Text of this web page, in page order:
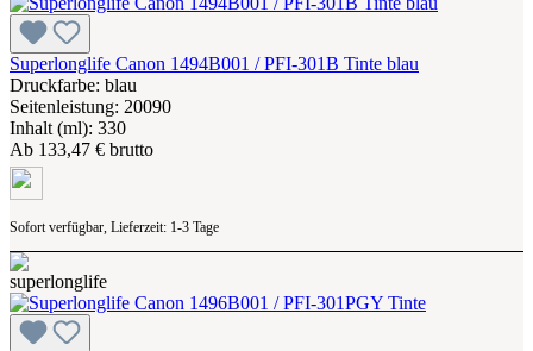
Superlonglife Canon 1494B001 / PFI-301B Tinte blau
Druckfarbe: blau
Seitenleistung: 20090
Inhalt (ml): 330
Ab 133,47 € brutto
Sofort verfügbar, Lieferzeit: 1-3 Tage